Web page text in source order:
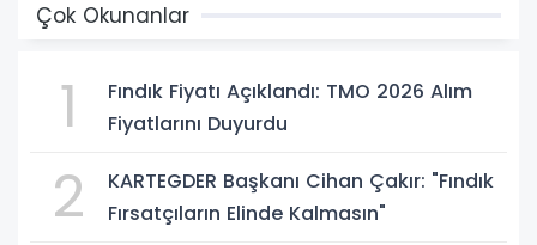
Çok Okunanlar
1
Fındık Fiyatı Açıklandı: TMO 2026 Alım
Fiyatlarını Duyurdu
2
KARTEGDER Başkanı Cihan Çakır: "Fındık
Fırsatçıların Elinde Kalmasın"